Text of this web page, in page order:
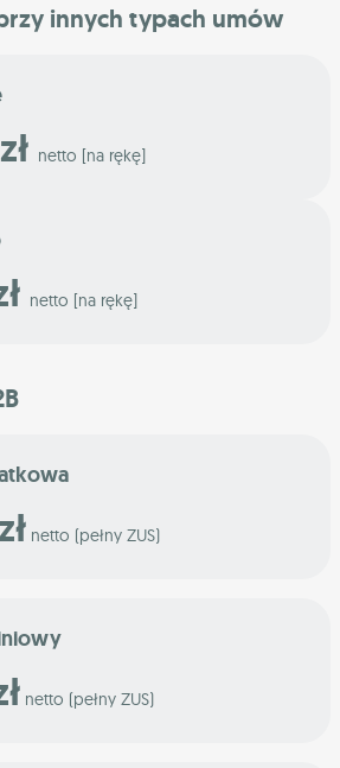
innych typach umów
netto [na rękę]
netto [na rękę]
netto (pełny ZUS)
netto (pełny ZUS)